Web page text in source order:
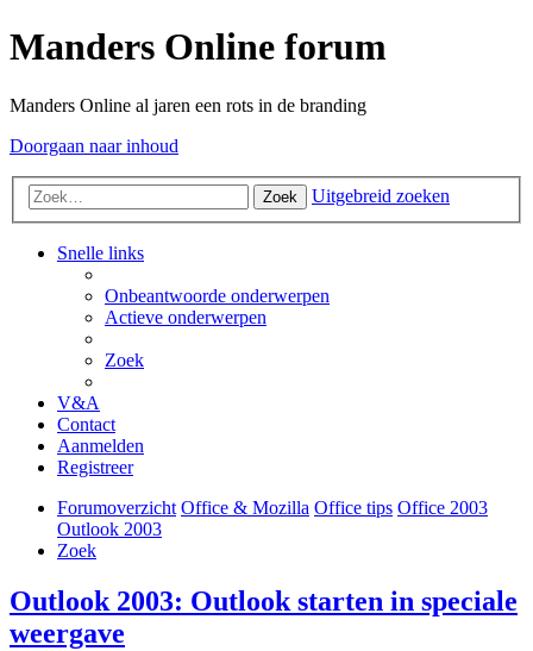
Manders Online forum
Manders Online al jaren een rots in de branding
Doorgaan naar inhoud
Zoek Uitgebreid zoeken
Snelle links
Onbeantwoorde onderwerpen
Actieve onderwerpen
Zoek
V&A
Contact
Aanmelden
Registreer
Forumoverzicht Office & Mozilla Office tips Office 2003
Outlook 2003
Zoek
Outlook 2003: Outlook starten in speciale
weergave